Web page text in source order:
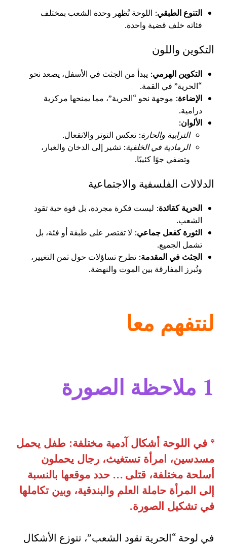
التنوع الطبقي: اللوحة تُظهر وحدة الشعب بمختلف
فئاته خلف قضية واحدة.
التكوين واللون
التكوين الهرمي: يبدأ من الجثث في الأسفل، يصعد نحو
“الحرية” في القمة.
الإضاءة: موجهة نحو “الحرية”، مما يمنحها مركزية
درامية.
الألوان:
الترابية والحارة: تعكس التوتر والانفعال.
الرمادية في الخلفية: تشير إلى الدخان والغبار،
وتضفي جوًا كئيبًا.
الدلالات الفلسفية والاجتماعية
الحرية كقائدة: ليست فكرة مجردة، بل قوة حية تقود
الشعب.
الثورة كفعل جماعي: لا تقتصر على طبقة أو فئة، بل
تشمل الجميع.
الجثث في المقدمة: تطرح تساؤلات حول ثمن التغيير،
وتُبرز المفارقة بين الموت والنهضة.
لنتفهم معا
1 ملاحظة الصورة
* في اللوحة أشكال آدمية مختلفة: طفل يحمل
مسدسين، امرأة تستغيث، رجال يحملون
أسلحة مختلفة، قتلى … حدد موقعها بالنسبة
إلى المرأة حاملة العلم والبندقية، وبين تكاملها
في تشكيل الصورة.
في لوحة “الحرية تقود الشعب”، تتوزع الأشكال